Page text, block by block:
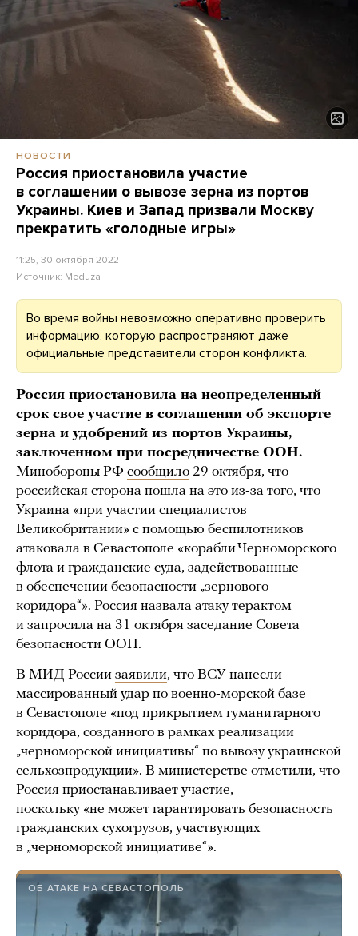
НОВОСТИ
Россия приостановила участие
в соглашении о вывозе зерна из портов
Украины. Киев и Запад призвали Москву
прекратить «голодные игры»
11:25, 30 октября 2022
Источник: Meduza
Во время войны невозможно оперативно проверить
информацию, которую распространяют даже
официальные представители сторон конфликта.
Россия приостановила на неопределенный
срок свое участие в соглашении об экспорте
зерна и удобрений из портов Украины,
заключенном при посредничестве ООН.
Минобороны РФ сообщило 29 октября, что
российская сторона пошла на это из-за того, что
Украина «при участии специалистов
Великобритании» с помощью беспилотников
атаковала в Севастополе «корабли Черноморского
флота и гражданские суда, задействованные
в обеспечении безопасности „зернового
коридора“». Россия назвала атаку терактом
и запросила на 31 октября заседание Совета
безопасности ООН.
В МИД России заявили, что ВСУ нанесли
массированный удар по военно-морской базе
в Севастополе «под прикрытием гуманитарного
коридора, созданного в рамках реализации
„черноморской инициативы“ по вывозу украинской
сельхозпродукции». В министерстве отметили, что
Россия приостанавливает участие,
поскольку «не может гарантировать безопасность
гражданских сухогрузов, участвующих
в „черноморской инициативе“».
ОБ АТАКЕ НА СЕВАСТОПОЛЬ